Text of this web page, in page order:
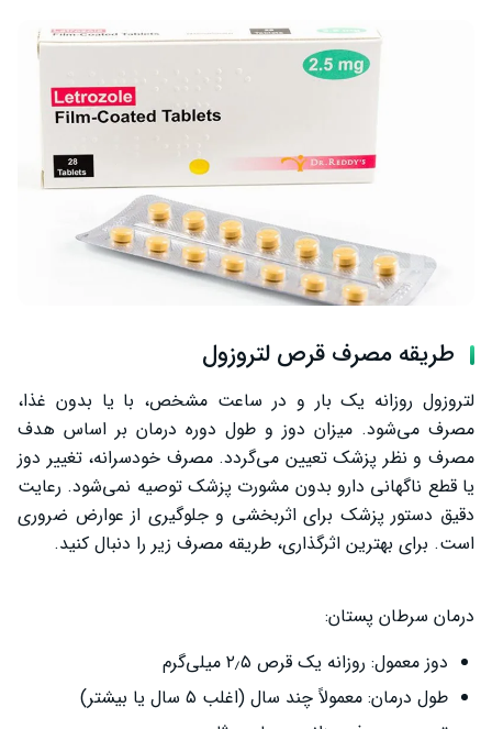
طریقه مصرف قرص لتروزول
لتروزول روزانه یک بار و در ساعت مشخص، با یا بدون غذا،
مصرف می‌شود. میزان دوز و طول دوره درمان بر اساس هدف
مصرف و نظر پزشک تعیین می‌گردد. مصرف خودسرانه، تغییر دوز
یا قطع ناگهانی دارو بدون مشورت پزشک توصیه نمی‌شود. رعایت
دقیق دستور پزشک برای اثربخشی و جلوگیری از عوارض ضروری
است. برای بهترین اثرگذاری، طریقه مصرف زیر را دنبال کنید.
درمان سرطان پستان:
دوز معمول: روزانه یک قرص ۲٫۵ میلی‌گرم
طول درمان: معمولاً چند سال (اغلب ۵ سال یا بیشتر)